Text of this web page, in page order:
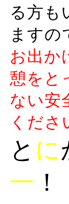
る方も
ます
お出か
憩をと
ない安
くださ
と に
一 ！